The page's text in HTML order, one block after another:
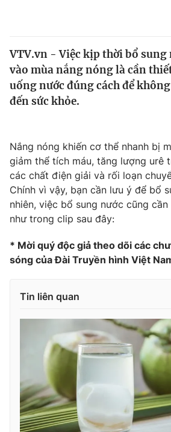
Y tế
Thế giới
Thế giới đó đây
Câu chuyện quốc tế
Tài chính
Thị trường
Góc doanh nghiệp
Dữ liệu và đời sống
Truyền hình
Phim VTV
Hậu trường
Khán giả
Giải trí
Điện ảnh
Du lịch
Làm đẹp
Chất lượng cuộc sống
Tuyển sinh
Học trực tuyến
Công nghệ
Hitech Công nghệ tương lai
Sản phẩm
Thị trường
Giao lưu trực tuyến
Lịch phát sóng
Giáo dục
VTV.vn - Việc kịp thời bổ sung
vào mùa nắng nóng là cần
uống nước đúng cách để
đến sức khỏe.
Nắng nóng khiến cơ thể nhanh bị
giảm thể tích máu, tăng lượng urê
các chất điện giải và rối loạn
Chính vì vậy, bạn cần lưu ý để bổ
nhiên, việc bổ sung nước cũng
như trong clip sau đây:
* Mời quý độc giả theo dõi các
sóng của Đài Truyền hình Việt
Tin liên quan